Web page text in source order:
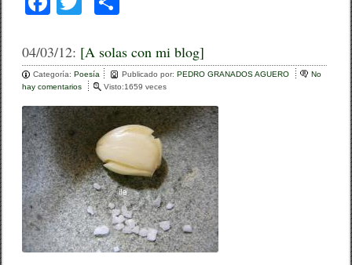
c
e
b
o
o
k
tt
er
m
p
ar
tir
04/03/12: [A solas con mi blog]
Categoría:Poesía Publicado por:PEDRO GRANADOS AGUERO
No
hay comentarios
l
a
s
c
o
n
m
i
Visto:1659 veces